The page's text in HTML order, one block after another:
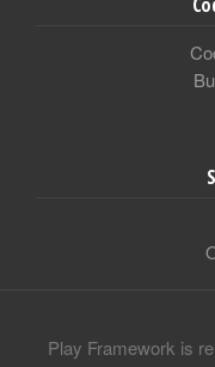
Play Framework is